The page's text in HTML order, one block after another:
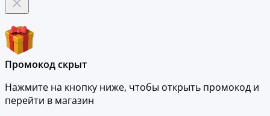
Промокод скрыт
Нажмите на кнопку ниже, чтобы открыть промокод и
перейти в магазин